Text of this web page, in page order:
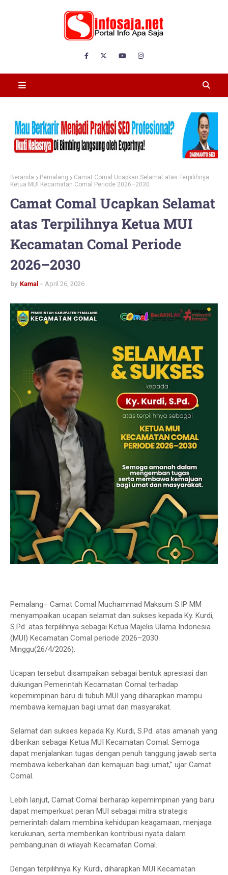
Beranda Pemalang
Camat Comal Ucapkan Selamat atas Terpilihnya
Ketua MUI Kecamatan Comal Periode 2026–2030
Camat Comal Ucapkan Selamat
atas Terpilihnya Ketua MUI
Kecamatan Comal Periode
2026–2030
by Kamal April 26, 2026
Pemalang– Camat Comal Muchammad Maksum S.IP MM
menyampaikan ucapan selamat dan sukses kepada Ky. Kurdi,
S.Pd. atas terpilihnya sebagai Ketua Majelis Ulama Indonesia
(MUI) Kecamatan Comal periode 2026–2030.
Minggu(26/4/2026).
Ucapan tersebut disampaikan sebagai bentuk apresiasi dan
dukungan Pemerintah Kecamatan Comal terhadap
kepemimpinan baru di tubuh MUI yang diharapkan mampu
membawa kemajuan bagi umat dan masyarakat.
Selamat dan sukses kepada Ky. Kurdi, S.Pd. atas amanah yang
diberikan sebagai Ketua MUI Kecamatan Comal. Semoga
dapat menjalankan tugas dengan penuh tanggung jawab serta
membawa keberkahan dan kemajuan bagi umat,” ujar Camat
Comal.
Lebih lanjut, Camat Comal berharap kepemimpinan yang baru
dapat memperkuat peran MUI sebagai mitra strategis
pemerintah dalam membina kehidupan keagamaan, menjaga
kerukunan, serta memberikan kontribusi nyata dalam
pembangunan di wilayah Kecamatan Comal.
Dengan terpilihnya Ky. Kurdi, diharapkan MUI Kecamatan